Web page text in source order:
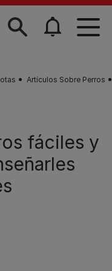
Artículos Sobre Perros
fáciles y